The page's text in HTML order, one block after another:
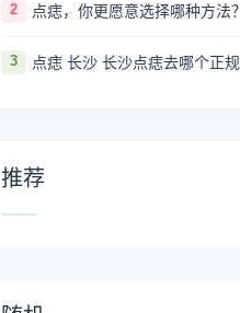
2 点痣，你更愿意选择哪种方法？
3
推荐